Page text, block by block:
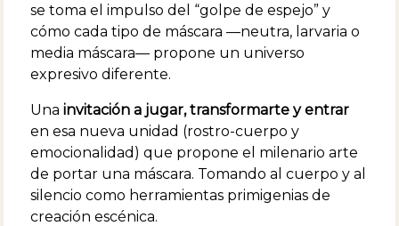
se toma el impulso del “golpe de espejo” y
cómo cada tipo de máscara —neutra, larvaria o
media máscara— propone un universo
expresivo diferente.
Una invitación a jugar, transformarte y entrar
en esa nueva unidad (rostro-cuerpo y
emocionalidad) que propone el milenario arte
de portar una máscara. Tomando al cuerpo y al
silencio como herramientas primigenias de
creación escénica.